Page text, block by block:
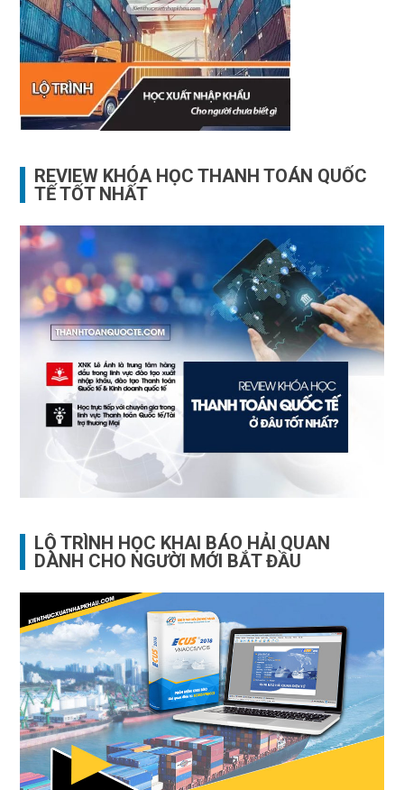
REVIEW KHÓA HỌC THANH TOÁN QUỐC
TẾ TỐT NHẤT
LỘ TRÌNH HỌC KHAI BÁO HẢI QUAN
DÀNH CHO NGƯỜI MỚI BẮT ĐẦU